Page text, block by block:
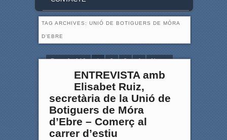
TAG ARCHIVES: UNIÓ DE BOTIGUERS DE MÓRA
D’EBRE
Page 1 of 10 1 2 3 4
Next ›
ENTREVISTA amb
Elisabet Ruiz,
secretària de la Unió de
Botiguers de Móra
d’Ebre – Comerç al
carrer d’estiu